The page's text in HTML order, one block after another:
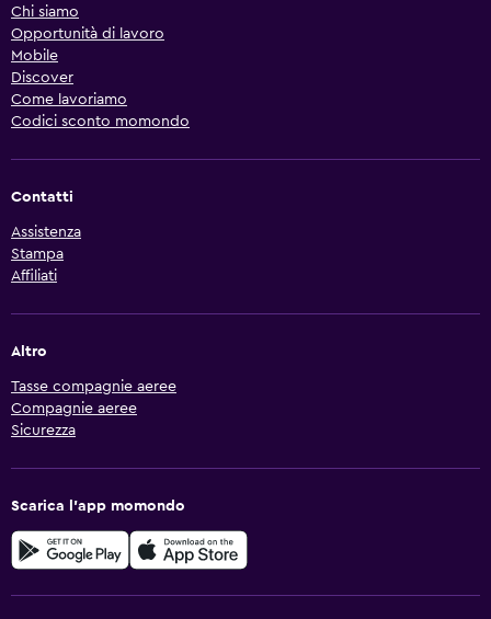
Chi siamo
Opportunità di lavoro
Mobile
Discover
Come lavoriamo
Codici sconto momondo
Contatti
Assistenza
Stampa
Affiliati
Altro
Tasse compagnie aeree
Compagnie aeree
Sicurezza
Scarica l'app momondo